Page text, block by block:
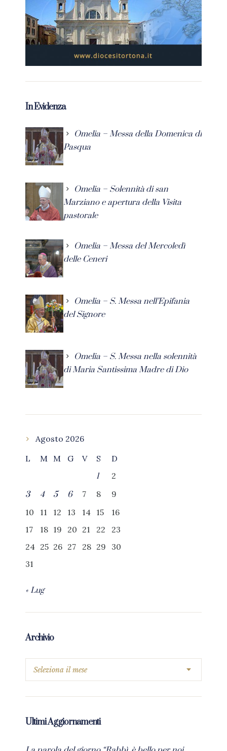
In Evidenza
Omelia – Messa della Domenica di
Pasqua
Omelia – Solennità di san
Marziano e apertura della Visita
pastorale
Omelia – Messa del Mercoledì
delle Ceneri
Omelia – S. Messa nell’Epifania
del Signore
Omelia – S. Messa nella solennità
di Maria Santissima Madre di Dio
Agosto 2026
L
M M G V S
D
1
2
3
4 5 6 7 8
9
10
11 12 13 14 15
16
17
18 19 20 21 22
23
24 25 26 27 28 29
30
31
« Lug
Archivio
Ultimi Aggiornamenti